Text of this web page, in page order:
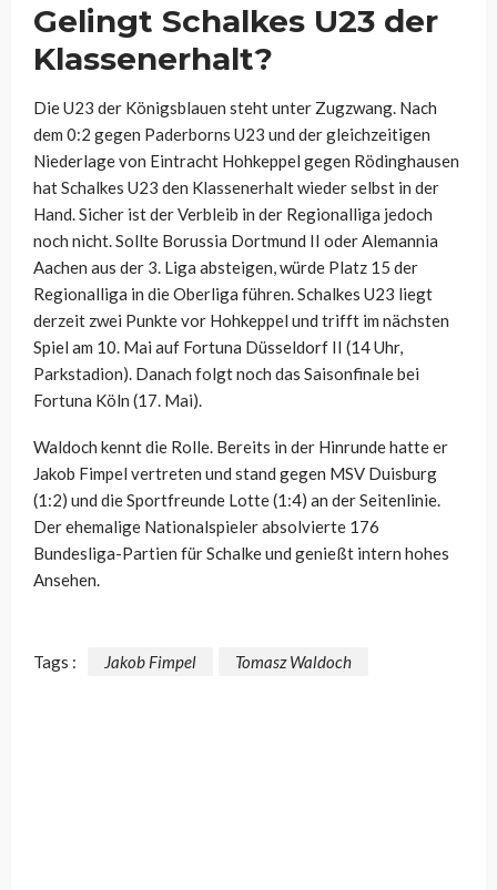
Gelingt Schalkes U23 der
Klassenerhalt?
Die U23 der Königsblauen steht unter Zugzwang. Nach
dem 0:2 gegen Paderborns U23 und der gleichzeitigen
Niederlage von Eintracht Hohkeppel gegen Rödinghausen
hat Schalkes U23 den Klassenerhalt wieder selbst in der
Hand. Sicher ist der Verbleib in der Regionalliga jedoch
noch nicht. Sollte Borussia Dortmund II oder Alemannia
Aachen aus der 3. Liga absteigen, würde Platz 15 der
Regionalliga in die Oberliga führen. Schalkes U23 liegt
derzeit zwei Punkte vor Hohkeppel und trifft im nächsten
Spiel am 10. Mai auf Fortuna Düsseldorf II (14 Uhr,
Parkstadion). Danach folgt noch das Saisonfinale bei
Fortuna Köln (17. Mai).
Waldoch kennt die Rolle. Bereits in der Hinrunde hatte er
Jakob Fimpel vertreten und stand gegen MSV Duisburg
(1:2) und die Sportfreunde Lotte (1:4) an der Seitenlinie.
Der ehemalige Nationalspieler absolvierte 176
Bundesliga-Partien für Schalke und genießt intern hohes
Ansehen.
Tags : Jakob Fimpel Tomasz Waldoch